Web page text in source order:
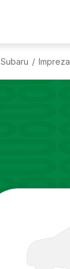
Subaru / Impreza